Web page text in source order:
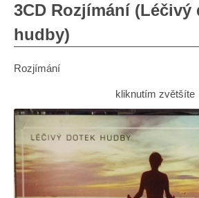
3CD Rozjímání (Léčivý
hudby)
Rozjímání
kliknutím zvětšíte